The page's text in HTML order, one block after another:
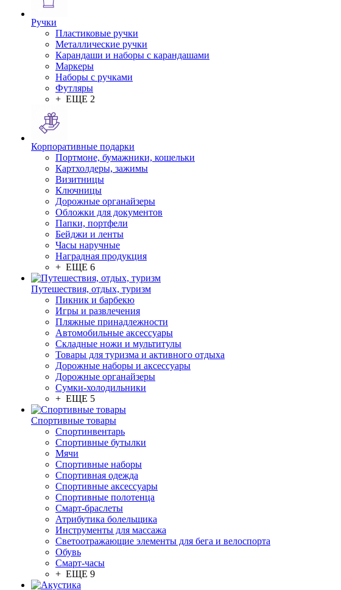
Ручки
Пластиковые ручки
Металлические ручки
Карандаши и наборы с карандашами
Маркеры
Наборы с ручками
Футляры
+ ЕЩЕ 2
Корпоративные подарки
Портмоне, бумажники, кошельки
Картхолдеры, зажимы
Визитницы
Ключницы
Дорожные органайзеры
Обложки для документов
Папки, портфели
Бейджи и ленты
Часы наручные
Наградная продукция
+ ЕЩЕ 6
Путешествия, отдых, туризм
Пикник и барбекю
Игры и развлечения
Пляжные принадлежности
Автомобильные аксессуары
Складные ножи и мультитулы
Товары для туризма и активного отдыха
Дорожные наборы и аксессуары
Дорожные органайзеры
Сумки-холодильники
+ ЕЩЕ 5
Спортивные товары
Спортинвентарь
Спортивные бутылки
Мячи
Спортивные наборы
Спортивная одежда
Спортивные аксессуары
Спортивные полотенца
Смарт-браслеты
Атрибутика болельщика
Инструменты для массажа
Светоотражающие элементы для бега и велоспорта
Обувь
Смарт-часы
+ ЕЩЕ 9